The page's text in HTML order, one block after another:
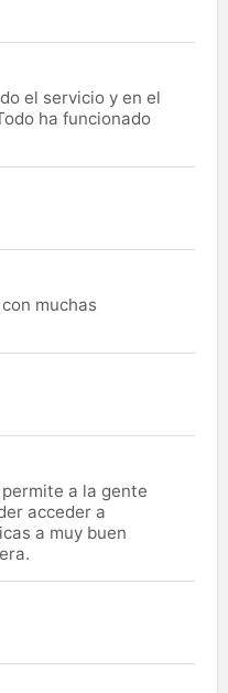
el servicio y en el
ha funcionado
muchas
a la gente
acceder a
a muy buen